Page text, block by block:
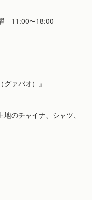
11:00〜18:00
ァバオ）』
のチャイナ、シャツ、